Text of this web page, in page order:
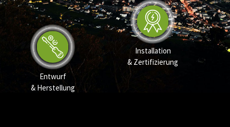
Installation
& Zertifizierung
Entwurf
& Herstellung